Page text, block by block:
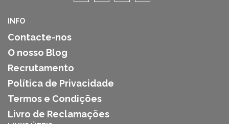
INFO
Contacte-nos
O nosso Blog
Recrutamento
Política de Privacidade
Termos e Condições
Livro de Reclamações